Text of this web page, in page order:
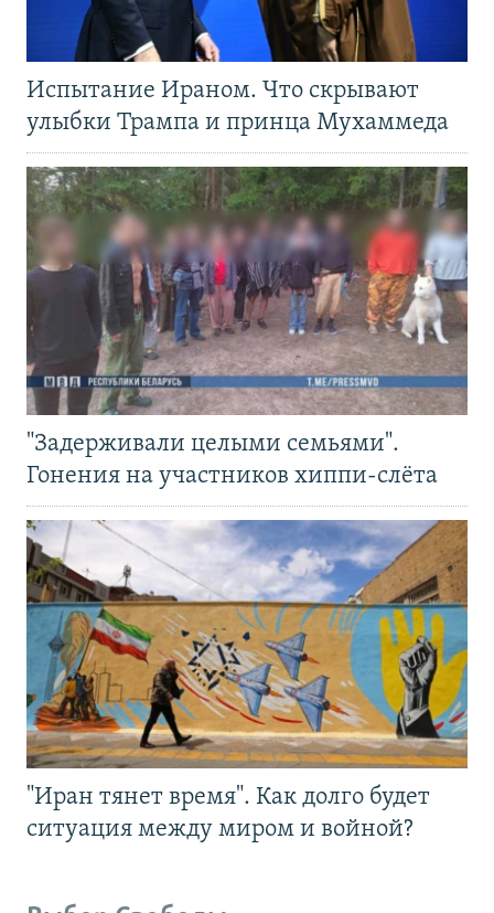
Испытание Ираном. Что скрывают
улыбки Трампа и принца Мухаммеда
"Задерживали целыми семьями".
Гонения на участников хиппи-слёта
"Иран тянет время". Как долго будет
ситуация между миром и войной?